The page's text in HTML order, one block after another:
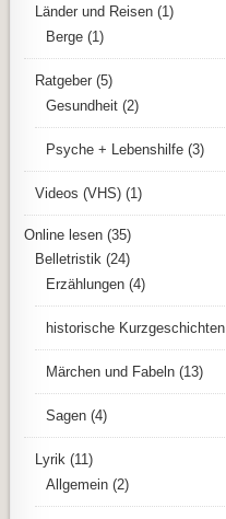
Länder und Reisen (1)
Berge (1)
Ratgeber (5)
Gesundheit (2)
Psyche + Lebenshilfe (3)
Videos (VHS) (1)
Online lesen (35)
Belletristik (24)
Erzählungen (4)
historische Kurzgeschichten
Märchen und Fabeln (13)
Sagen (4)
Lyrik (11)
Allgemein (2)